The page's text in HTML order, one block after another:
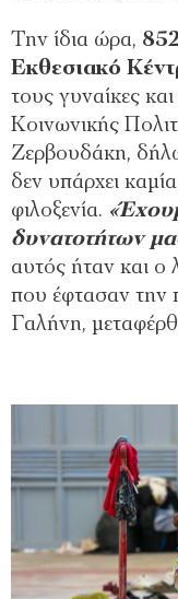
Την ίδια ώρα,
Εκθεσιακό
τους γυναίκες
Κοινωνικής
Ζερβουδάκη,
δεν υπάρχει
φιλοξενία.
δυνατοτήτων
αυτός ήταν και ο
που έφτασαν την
Γαλήνη,